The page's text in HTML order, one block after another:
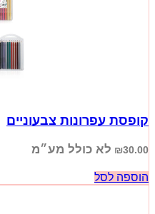
קופסת עפרונות צבעוניים
₪30.00 לא כולל מע״מ
הוספה לסל